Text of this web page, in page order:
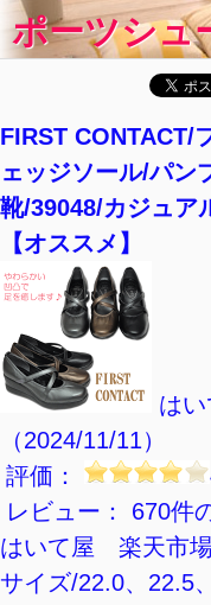
ポーツシュ
【楽天市場】レ
FIRST CONTACT/
ェッジソール/パン
靴/39048/カジュア
【オススメ】
は
（2024/11/11）
評価：
レビュー： 670件
はいて屋 楽天市
サイズ/22.0、22.5